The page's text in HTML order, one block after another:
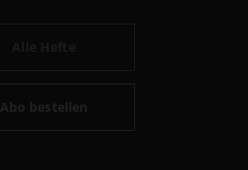
Abo bestellen